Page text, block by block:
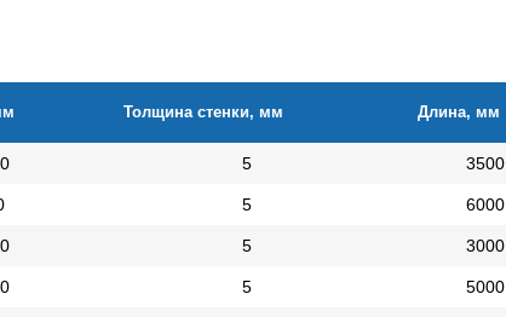
Толщина стенки, мм Длина, мм
5 3500
5 6000
5 3000
5 5000